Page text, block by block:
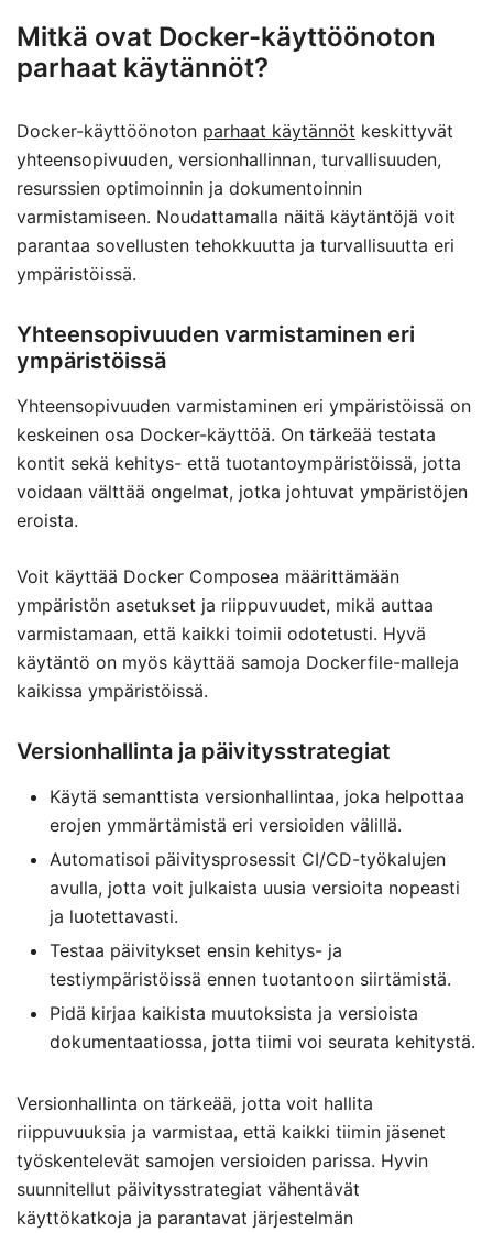
Mitkä ovat Docker-käyttöönoton
parhaat käytännöt?
Docker-käyttöönoton parhaat käytännöt keskittyvät
yhteensopivuuden, versionhallinnan, turvallisuuden,
resurssien optimoinnin ja dokumentoinnin
varmistamiseen. Noudattamalla näitä käytäntöjä voit
parantaa sovellusten tehokkuutta ja turvallisuutta eri
ympäristöissä.
Yhteensopivuuden varmistaminen eri
ympäristöissä
Yhteensopivuuden varmistaminen eri ympäristöissä on
keskeinen osa Docker-käyttöä. On tärkeää testata
kontit sekä kehitys- että tuotantoympäristöissä, jotta
voidaan välttää ongelmat, jotka johtuvat ympäristöjen
eroista.
Voit käyttää Docker Composea määrittämään
ympäristön asetukset ja riippuvuudet, mikä auttaa
varmistamaan, että kaikki toimii odotetusti. Hyvä
käytäntö on myös käyttää samoja Dockerfile-malleja
kaikissa ympäristöissä.
Versionhallinta ja päivitysstrategiat
Käytä semanttista versionhallintaa, joka helpottaa
erojen ymmärtämistä eri versioiden välillä.
Automatisoi päivitysprosessit CI/CD-työkalujen
avulla, jotta voit julkaista uusia versioita nopeasti
ja luotettavasti.
Testaa päivitykset ensin kehitys- ja
testiympäristöissä ennen tuotantoon siirtämistä.
Pidä kirjaa kaikista muutoksista ja versioista
dokumentaatiossa, jotta tiimi voi seurata kehitystä.
Versionhallinta on tärkeää, jotta voit hallita
riippuvuuksia ja varmistaa, että kaikki tiimin jäsenet
työskentelevät samojen versioiden parissa. Hyvin
suunnitellut päivitysstrategiat vähentävät
käyttökatkoja ja parantavat järjestelmän